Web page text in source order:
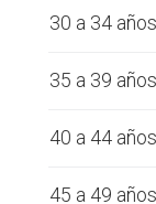
30 a 34 años
35 a 39 años
40 a 44 años
45 a 49 años